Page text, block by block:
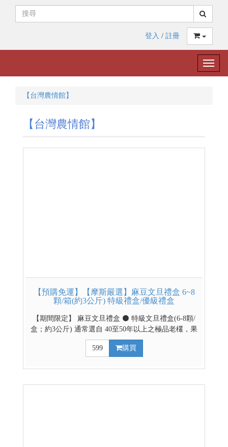
登入 / 註冊
Toggle
【台灣農情館】
【台灣農情館】
【預購免運】【摩斯嚴選】麻豆文旦禮盒 6~8
顆/箱(約3公斤) 特級禮盒/優級禮盒
【期間限定】 麻豆文旦禮盒 ⚫ 特級文旦禮盒(6-8顆/
盒；約3公斤) 通常選自 40至50年以上之極品老欉，果
形緊實沉重、外觀精緻，甜度多在 10 至 12 度以上，
肉質細緻、多汁且風味濃郁。 ⚫ 優級文旦禮盒(6-8顆/
上），口感清甜微酸、爽口多汁。 【預購時間】
599 購買